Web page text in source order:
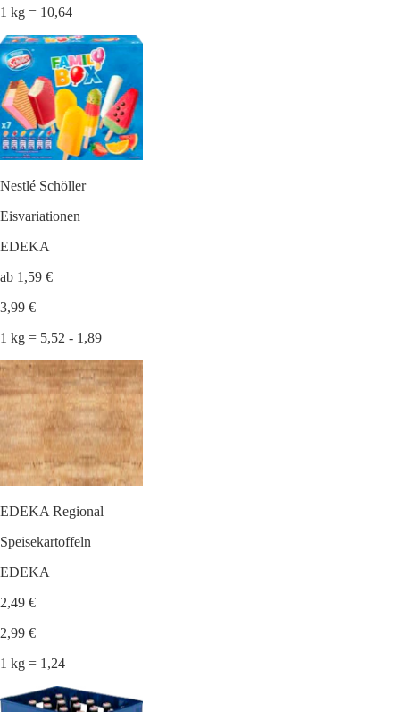
1 kg = 10,64
Nestlé Schöller
Eisvariationen
EDEKA
ab 1,59 €
3,99 €
1 kg = 5,52 - 1,89
EDEKA Regional
Speisekartoffeln
EDEKA
2,49 €
2,99 €
1 kg = 1,24